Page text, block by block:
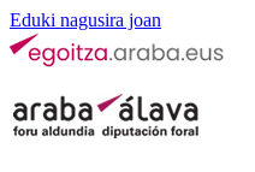
Eduki nagusira joan